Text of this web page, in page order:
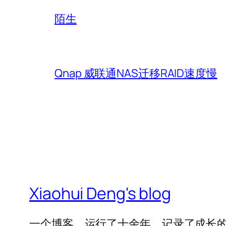
陌生
Qnap 威联通NAS迁移RAID速度慢
Xiaohui Deng's blog